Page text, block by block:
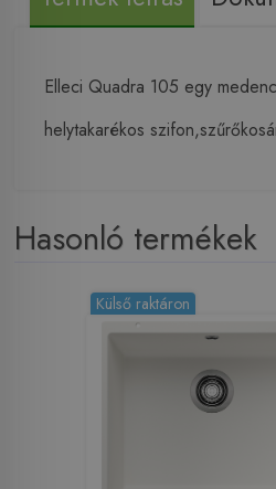
Elleci Quadra 105 egy
helytakarékos
Hasonló termékek
Külső raktáron